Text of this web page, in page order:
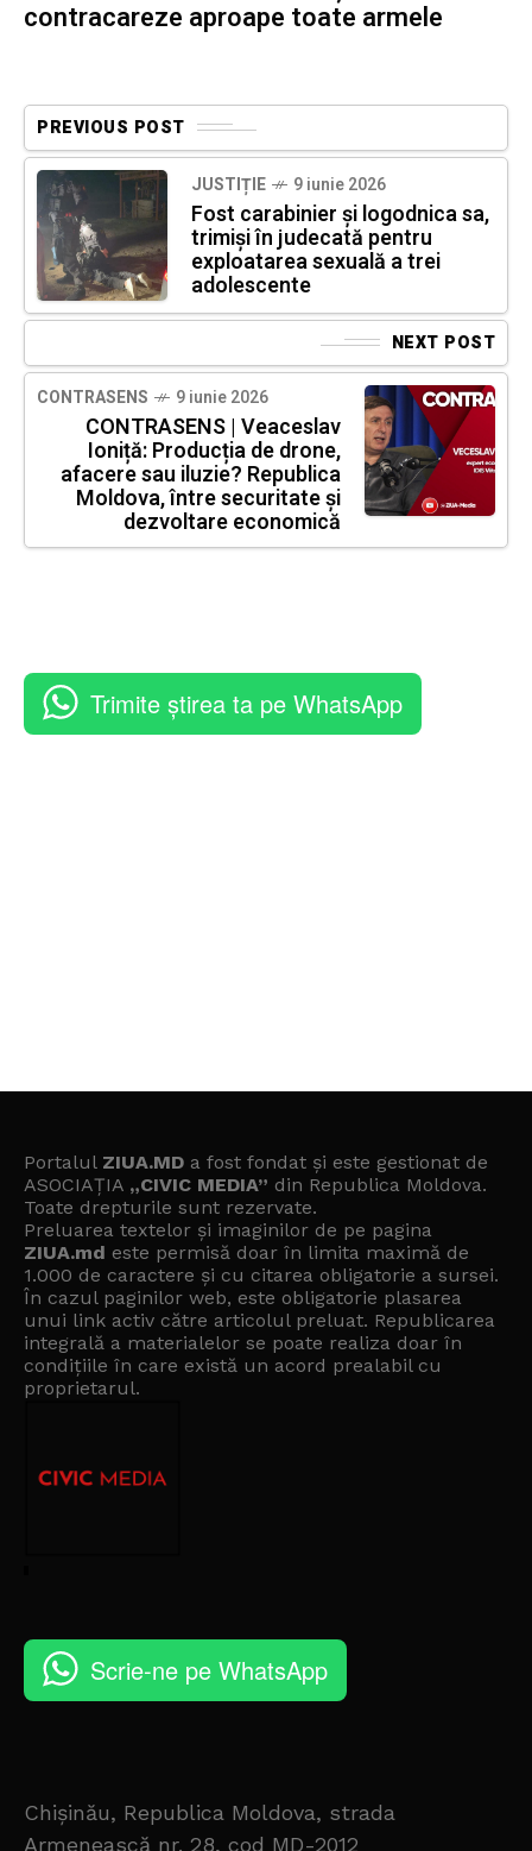
contracareze aproape toate armele
PREVIOUS POST
JUSTIȚIE 9 iunie 2026
Fost carabinier și logodnica sa,
trimiși în judecată pentru
exploatarea sexuală a trei
adolescente
NEXT POST
CONTRASENS 9 iunie 2026
CONTRASENS | Veaceslav
Ioniță: Producția de drone,
afacere sau iluzie? Republica
Moldova, între securitate și
dezvoltare economică
Trimite știrea ta pe WhatsApp
Portalul ZIUA.MD a fost fondat și este gestionat de
ASOCIAȚIA „CIVIC MEDIA” din Republica Moldova.
Toate drepturile sunt rezervate.
Preluarea textelor și imaginilor de pe pagina
ZIUA.md este permisă doar în limita maximă de
1.000 de caractere și cu citarea obligatorie a sursei.
În cazul paginilor web, este obligatorie plasarea
unui link activ către articolul preluat. Republicarea
integrală a materialelor se poate realiza doar în
condițiile în care există un acord prealabil cu
proprietarul.
Scrie-ne pe WhatsApp
Chișinău, Republica Moldova, strada
Armenească nr. 28, cod MD-2012